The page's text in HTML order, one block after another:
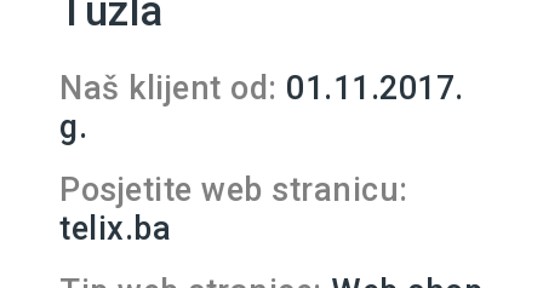
Tuzla
Naš klijent od: 01.11.2017.
g.
Posjetite web stranicu:
telix.ba